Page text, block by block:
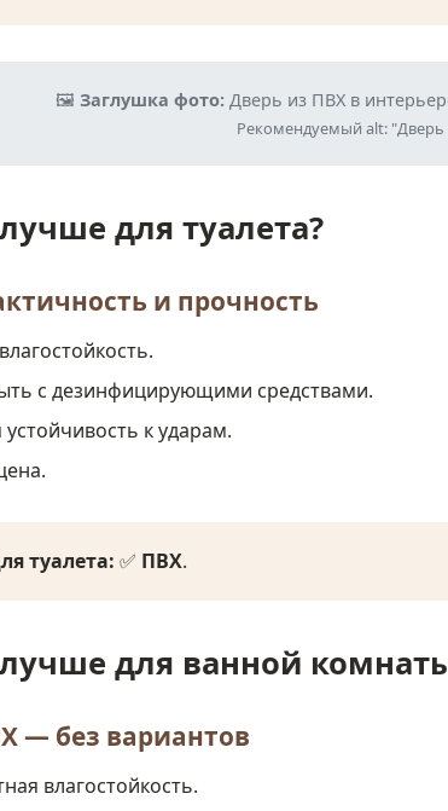
🖼️ Заглушка фото: Дверь из ПВХ в
Рекомендуемый alt: "Дверь
для туалета?
и прочность
с дезинфицирующими средствами.
устойчивость к ударам.
туалета: ✅ ПВХ.
для ванной
— без вариантов
влагостойкость.